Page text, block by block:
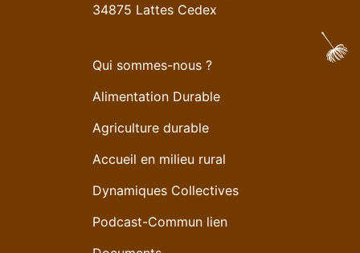
34875 Lattes Cedex
Qui sommes-nous ?
Alimentation Durable
Agriculture durable
Accueil en milieu rural
Dynamiques Collectives
Podcast-Commun lien